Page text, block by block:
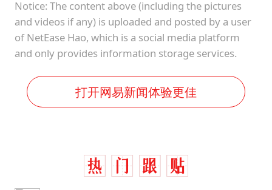
Notice: The content above (including the pictures
and videos if any) is uploaded and posted by a user
of NetEase Hao, which is a social media platform
and only provides information storage services.
打开网易新闻体验更佳